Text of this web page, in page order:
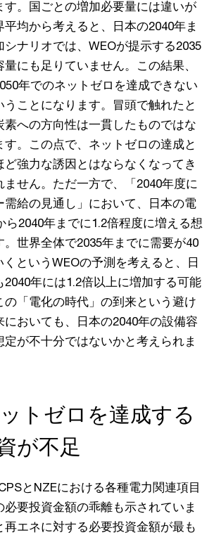
す。国ごとの増加必要量には違いが
均から考えると、日本の2040年ま
シナリオでは、WEOが提示する2035
にも足りていません。この結果、
年でのネットゼロを達成できない
ことになります。冒頭で触れたと
素への方向性は一貫したものではな
す。この点で、ネットゼロの達成と
ど強力な誘因とはならなくなってき
ません。ただ一方で、「2040年度に
需給の見通し」において、日本の電
ら2040年までに1.2倍程度に増える想
。世界全体で2035年までに需要が40
くというWEOの予測を考えると、日
年には1.2倍以上に増加する可能
の「電化の時代」の到来という避け
においても、日本の2040年の設備容
が不十分ではないかと考えられま
トゼロを達成する
が不足
とNZEにおける各種電力関連項目
要投資金額の乖離も示されていま
エネに対する必要投資金額が最も